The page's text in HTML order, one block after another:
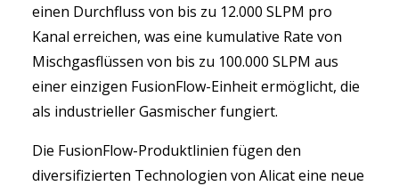
einen Durchfluss von bis zu 12.000 SLPM pro
Kanal erreichen, was eine kumulative Rate von
Mischgasflüssen von bis zu 100.000 SLPM aus
einer einzigen FusionFlow-Einheit ermöglicht, die
als industrieller Gasmischer fungiert.
Die FusionFlow-Produktlinien fügen den
diversifizierten Technologien von Alicat eine neue